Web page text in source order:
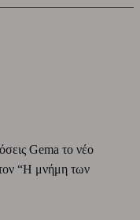
Gema το νέο
“Η μνήμη των